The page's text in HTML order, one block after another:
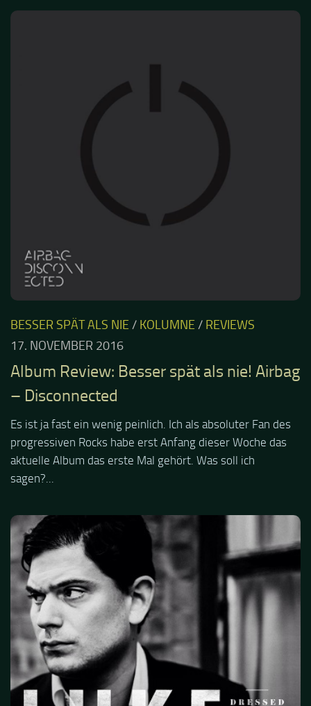
BESSER SPÄT ALS NIE / KOLUMNE / REVIEWS
17. NOVEMBER 2016
Album Review: Besser spät als nie! Airbag
– Disconnected
Es ist ja fast ein wenig peinlich. Ich als absoluter Fan des
progressiven Rocks habe erst Anfang dieser Woche das
aktuelle Album das erste Mal gehört. Was soll ich
sagen?...